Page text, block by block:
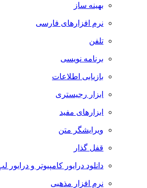
بهینه ساز
نرم افزارهای فارسی
تلفن
برنامه نویسی
بازیابی اطلاعات
ابزار رجیستری
ابزارهای مفید
ویرایشگر متن
قفل گذار
دانلود درایور کامپیوتر و درایور لپ تاپ
نرم افزار مذهبی